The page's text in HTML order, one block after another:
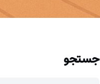
جستجو